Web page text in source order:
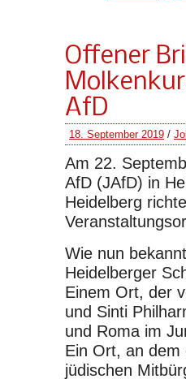
Offener
AfD
18. September 2019 /
Am 22.
AfD (JAfD) in
Heidelberg
Wie nun
Heidelberger
Einem Ort, der
und Sinti
und Roma im
Ein Ort, an dem
jüdischen